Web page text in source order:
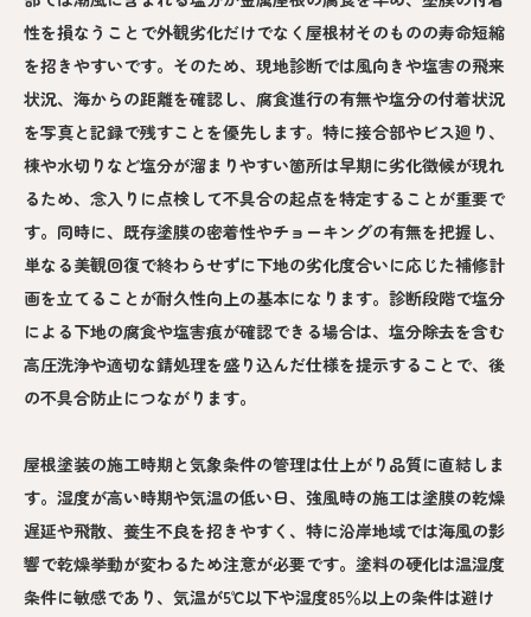
性を損なうことで外観劣化だけでなく屋根材そのものの寿命短縮
を招きやすいです。そのため、現地診断では風向きや塩害の飛来
状況、海からの距離を確認し、腐食進行の有無や塩分の付着状況
を写真と記録で残すことを優先します。特に接合部やビス廻り、
棟や水切りなど塩分が溜まりやすい箇所は早期に劣化徴候が現れ
るため、念入りに点検して不具合の起点を特定することが重要で
す。同時に、既存塗膜の密着性やチョーキングの有無を把握し、
単なる美観回復で終わらせずに下地の劣化度合いに応じた補修計
画を立てることが耐久性向上の基本になります。診断段階で塩分
による下地の腐食や塩害痕が確認できる場合は、塩分除去を含む
高圧洗浄や適切な錆処理を盛り込んだ仕様を提示することで、後
の不具合防止につながります。
屋根塗装の施工時期と気象条件の管理は仕上がり品質に直結しま
す。湿度が高い時期や気温の低い日、強風時の施工は塗膜の乾燥
遅延や飛散、養生不良を招きやすく、特に沿岸地域では海風の影
響で乾燥挙動が変わるため注意が必要です。塗料の硬化は温湿度
条件に敏感であり、気温が5℃以下や湿度85％以上の条件は避け